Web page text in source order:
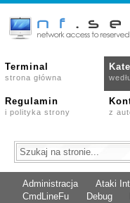
Terminal
strona główna
Regulamin
i polityka strony z
Administracja Ataki
CmdLineFu
Debug